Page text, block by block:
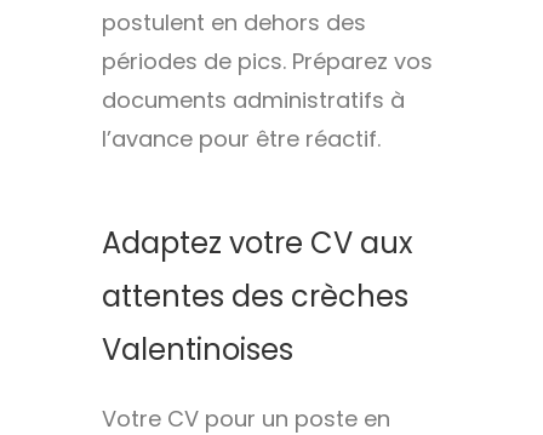
postulent en dehors des
périodes de pics. Préparez vos
documents administratifs à
l’avance pour être réactif.
Adaptez votre CV aux
attentes des crèches
Valentinoises
Votre CV pour un poste en